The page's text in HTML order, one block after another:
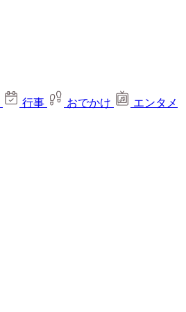
行事 おでかけ
エンタメ